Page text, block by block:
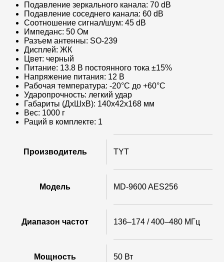
Подавление зеркального канала: 70 dB
Подавление соседнего канала: 60 dB
Соотношение сигнал/шум: 45 dB
Импеданс: 50 Ом
Разъем антенны: SO-239
Дисплей: ЖК
Цвет: черный
Питание: 13.8 В постоянного тока ±15%
Напряжение питания: 12 В
Рабочая температура: -20°С до +60°С
Ударопрочность: легкий удар
Габариты (ДxШxВ): 140x42x168 мм
Вес: 1000 г
Раций в комплекте: 1
Производитель TYT
Модель MD-9600 AES256
Диапазон частот 136–174 / 400–480 МГц
Мощность 50 Вт